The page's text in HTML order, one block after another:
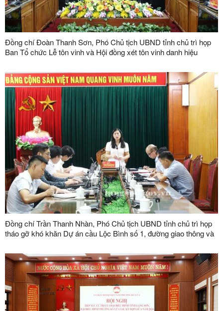
Đồng chí Đoàn Thanh Sơn, Phó Chủ tịch UBND tỉnh chủ trì họp
Ban Tổ chức Lễ tôn vinh và Hội đồng xét tôn vinh danh hiệu
năm 2026
Đồng chí Trần Thanh Nhàn, Phó Chủ tịch UBND tỉnh chủ trì họp
tháo gỡ khó khăn Dự án cầu Lộc Bình số 1, đường giao thông và